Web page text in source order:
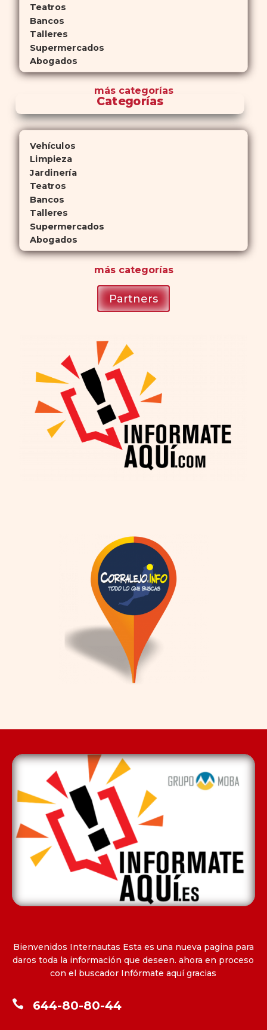
Teatros
Bancos
Talleres
Supermercados
Abogados
máscategorías
Categorías
Vehículos
Limpieza
Jardinería
Teatros
Bancos
Talleres
Supermercados
Abogados
máscategorías
Partners
Bienvenidos Internautas Esta es una nueva pagina para
daros toda la información que deseen. ahora en proceso
con el buscador Infórmate aquí gracias
 644-80-80-44